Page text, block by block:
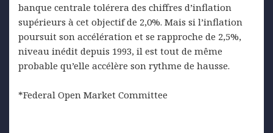
banque centrale tolérera des chiffres d’inflation
supérieurs à cet objectif de 2,0%. Mais si l’inflation
poursuit son accélération et se rapproche de 2,5%,
niveau inédit depuis 1993, il est tout de même
probable qu’elle accélère son rythme de hausse.
*Federal Open Market Committee